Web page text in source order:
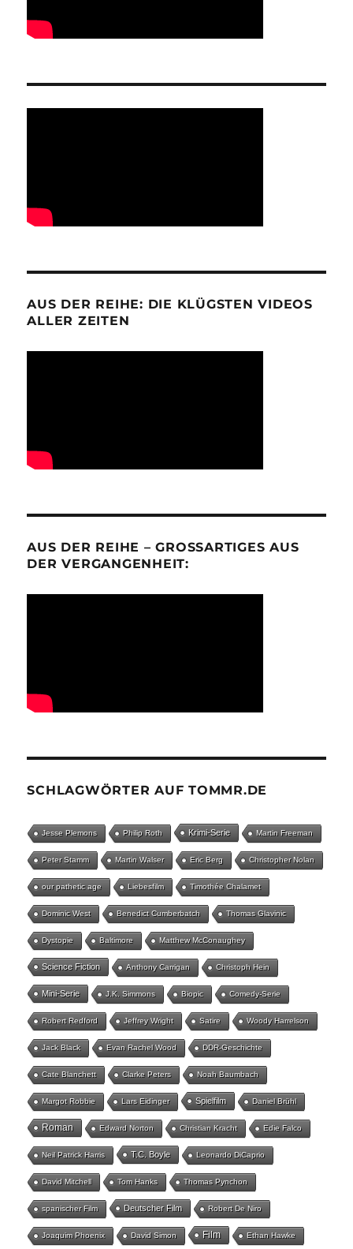
AUS DER REIHE: DIE KLÜGSTEN VIDEOS
ALLER ZEITEN
AUS DER REIHE – GROSSARTIGES AUS D
ER VERGANGENHEIT:
SCHLAGWÖRTER AUF TOMMR.DE
Jesse Plemons Philip Roth Krimi-Serie Martin Freeman
Peter Stamm Martin Walser Eric Berg Christopher Nolan
our pathetic age Liebesfilm Timothée Chalamet
Dominic West Benedict Cumberbatch Thomas Glavinic
Dystopie Baltimore Matthew McConaughey
Science Fiction Anthony Carrigan Christoph Hein
Mini-Serie J.K. Simmons Biopic Comedy-Serie
Robert Redford Jeffrey Wright Satire Woody Harrelson
Jack Black Evan Rachel Wood DDR-Geschichte
Cate Blanchett Clarke Peters Noah Baumbach
Margot Robbie Lars Eidinger Spielfilm Daniel Brühl
Roman Edward Norton Christian Kracht Edie Falco
Neil Patrick Harris T.C. Boyle Leonardo DiCaprio
David Mitchell Tom Hanks Thomas Pynchon
spanischer Film Deutscher Film Robert De Niro
Joaquim Phoenix David Simon Film Ethan Hawke